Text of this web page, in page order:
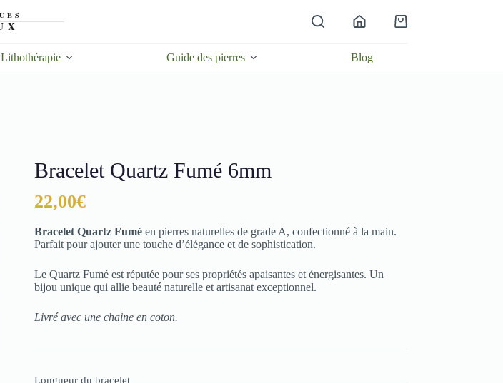
Panier
Lithothérapie Guide des pierres Blog
Bracelet Quartz Fumé 6mm
22,00€
Bracelet Quartz Fumé en pierres naturelles de grade A, confectionné à la main.
Parfait pour ajouter une touche d’élégance et de sophistication.
Le Quartz Fumé est réputée pour ses propriétés apaisantes et énergisantes. Un
bijou unique qui allie beauté naturelle et artisanat exceptionnel.
Livré avec une chaine en coton.
Longueur du bracelet